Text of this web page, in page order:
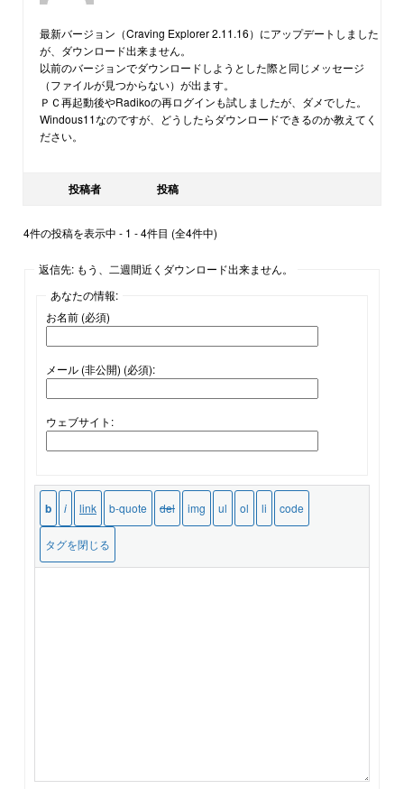
最新バージョン（Craving Explorer 2.11.16）にアップデートしました
が、ダウンロード出来ません。
以前のバージョンでダウンロードしようとした際と同じメッセージ
（ファイルが見つからない）が出ます。
ＰＣ再起動後やRadikoの再ログインも試しましたが、ダメでした。
Windous11なのですが、どうしたらダウンロードできるのか教えてく
ださい。
投稿者 投稿
4件の投稿を表示中 - 1 - 4件目 (全4件中)
返信先: もう、二週間近くダウンロード出来ません。
あなたの情報:
お名前 (必須)
メール (非公開) (必須):
ウェブサイト: